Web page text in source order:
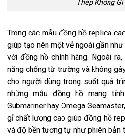
Thép Không
Trong các mẫu đồng hồ replica
giúp tạo nên một vẻ ngoài gần
với đồng hồ chính hãng. Ngoài
năng chống từ trường và không
cho người dùng trong suốt quá
những mẫu đồng hồ mang
Submariner hay Omega
gỉ chất lượng cao giúp đồng hồ
và độ bền tương tự như phiên bản